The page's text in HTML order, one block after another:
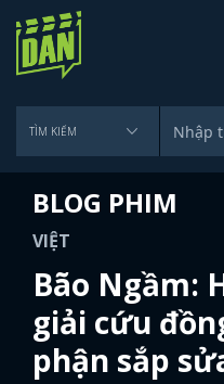
BLOG PHIM
VIỆT
Bão Ngầm:
giải cứu
phận sắp